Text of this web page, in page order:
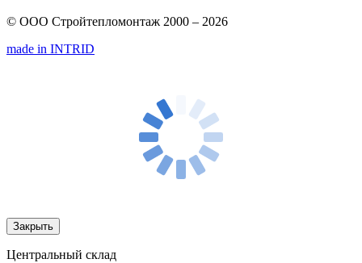
© ООО Стройтепломонтаж 2000 – 2026
made in INTRID
Закрыть
Центральный склад